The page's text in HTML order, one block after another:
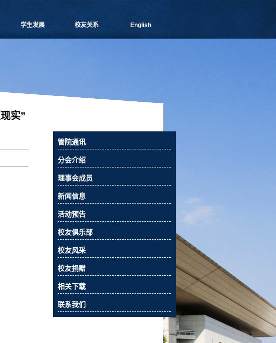
学生发展 校友关系
活动预告
相关下载
联系我们
English
实”
管院通讯
分会介绍
理事会成员
新闻信息
活动预告
校友俱乐部
校友风采
校友捐赠
相关下载
联系我们